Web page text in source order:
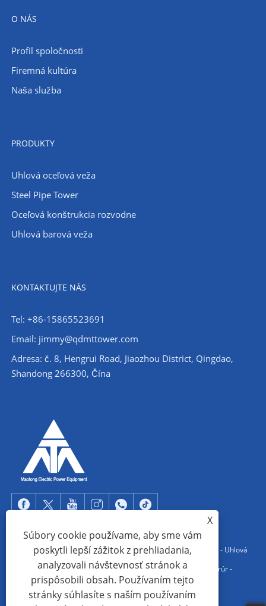
O NÁS
Profil spoločnosti
Firemná kultúra
Naša služba
PRODUKTY
Uhlová oceľová veža
Steel Pipe Tower
Oceľová konštrukcia rozvodne
Uhlová barová veža
KONTAKTUJTE NÁS
Tel: +86-15865523691
Email: jimmy@qdmttower.com
Adresa: č. 8, Hengrui Road, Jiaozhou District, Qingdao,
Shandong 266300, Čína
Copyright © 2022 Qingdao Maotong Power Equipment Co., Ltd. - Uhlová
oceľová veža, oceľová konštrukcia rozvodne, veža z oceľových rúr -
Všetky práva vyhradené.
X
Súbory cookie používame, aby sme vám
poskytli lepší zážitok z prehliadania,
analyzovali návštevnosť stránok a
prispôsobili obsah. Používaním tejto
stránky súhlasíte s naším používaním